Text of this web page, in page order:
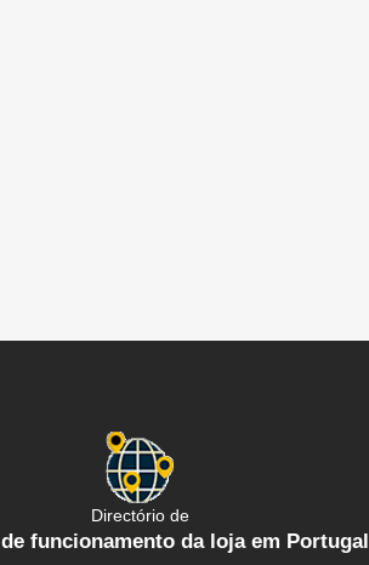
Directório de
funcionamento da loja em Portugal